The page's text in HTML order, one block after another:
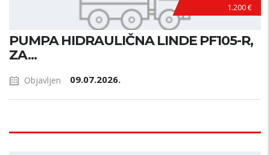
1.200 €
PUMPA HIDRAULIČNA LINDE PF105-R,
ZA...
Objavljen 09.07.2026.